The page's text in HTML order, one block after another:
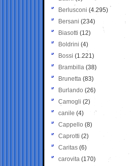
Berlusconi (4.295)
Bersani (234)
Biasotti (12)
Boldrini (4)
Bossi (1.221)
Brambilla (38)
Brunetta (83)
Burlando (26)
Camogli (2)
canile (4)
Cappello (8)
Caprotti (2)
Caritas (6)
carovita (170)